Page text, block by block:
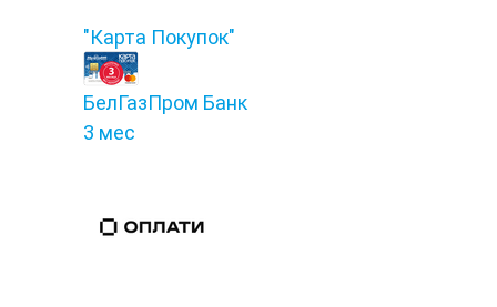
"Карта Покупок"
БелГазПром Банк
3 мес